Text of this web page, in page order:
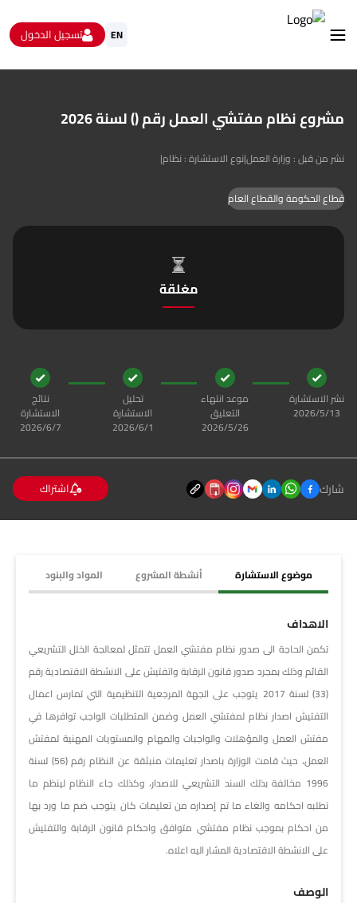
EN تسجيل الدخول
الاستبيانات و استطلاعات الرأي
البيانات المفتوحة
تواصل معنا
مشروع نظام مفتشي العمل رقم () لسنة 2026
نشر من قبل : وزارة العمل|نوع الاستشارة : نظام|
قطاع الحكومة والقطاع العام
مغلقة
نشر الاستشارة
13‏‏/5‏‏/2026
موعد انتهاء
التعليق
26‏‏/5‏‏/2026
تحليل
الاستشارة
1‏‏/6‏‏/2026
نتائج
الاستشارة
7‏‏/6‏‏/2026
شارك اشتراك
موضوع الاستشارة أنشطة المشروع المواد والبنود
الاهداف
تكمن الحاجة الى صدور نظام مفتشي العمل تتمثل لمعالجة الخلل التشريعي
القائم وذلك بمجرد صدور قانون الرقابة واتفتيش على الانشطة الاقتصادية رقم
(33) لسنة 2017 يتوجب على الجهة المرجعية التنظيمية التي تمارس اعمال
التفتيش اصدار نظام لمفتشي العمل وضمن المتطلبات الواجب توافرها في
مفتش العمل والمؤهلات والواجبات والمهام والمستويات المهنية لمفتش
العمل، حيث قامت الوزارة باصدار تعليمات منبثقة عن النظام رقم (56) لسنة
1996 مخالفة بذلك السند التشريعي للاصدار، وكذلك جاء النظام لينظم ما
تطلبه احكامه والغاء ما تم إصداره من تعليمات كان يتوجب ضم ما ورد بها
من احكام بموجب نظام مفتشي متوافق واحكام قانون الرقابة والتفتيش
على الانشطة الاقتصادية المشار اليه اعلاه.
الوصف